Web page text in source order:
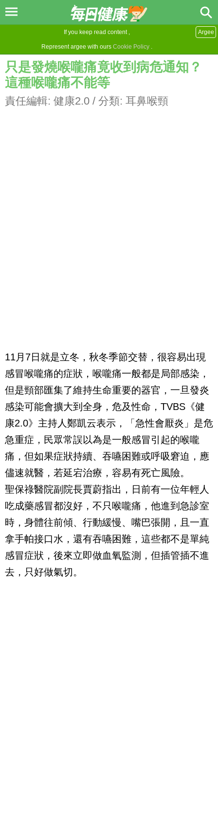
If you keep read content ,
Represent argee with ours Cookie Policy .
Argee
只是發燒喉嚨痛竟收到病危通知？
這種喉嚨痛不能等
責任編輯: 健康2.0 / 分類: 耳鼻喉頸
11 月 7日就是立冬，秋冬季節交替，很容易出現
感冒喉嚨痛的症狀，喉嚨痛一般都是局部感染，
但是頸部匯集了維持生命重要的器官，一旦發炎
感染可能會擴大到全身，危及性命， TVBS 《健
康2.0》主持人鄭凱云表示，「急性會厭炎」是危
急重症，民眾常誤以為是一般感冒引起的喉嚨
痛，但如果症狀持續、吞嚥困難或呼吸窘迫，應
儘速就醫，若延宕治療，容易有死亡風險。
聖保祿醫院副院長賈蔚指出，日前有一位年輕人
吃成藥感冒都沒好，不只喉嚨痛，他進到急診室
時，身體往前傾、行動緩慢、嘴巴張開，且一直
拿手帕接口水，還有吞嚥困難，這些都不是單純
感冒症狀，後來立即做血氧監測，但插管插不進
去，只好做氣切。